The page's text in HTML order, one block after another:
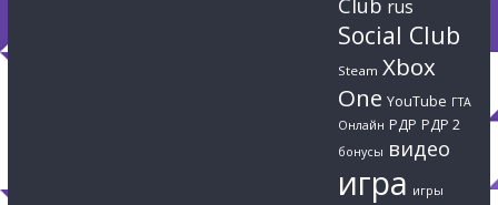
rus
Social Club
Steam Xbox
One YouTube ГТА
Онлайн РДР РДР 2
бонусы видео
игра игры